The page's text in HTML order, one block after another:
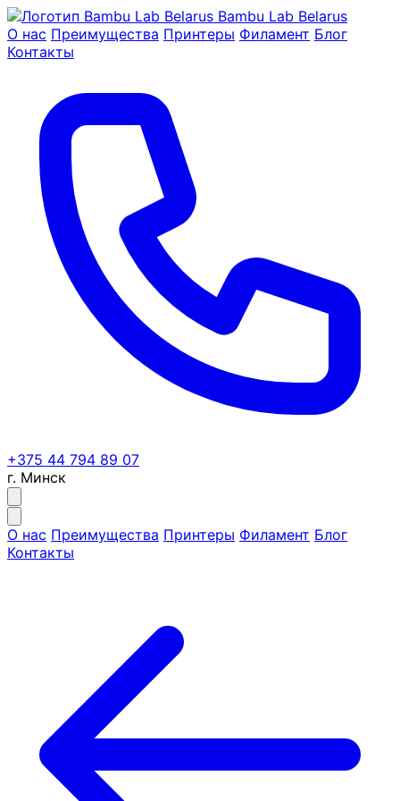
Bambu Lab Belarus
О нас Преимущества Принтеры Филамент Блог
Контакты
+375 44 794 89 07
г. Минск
О нас Преимущества Принтеры Филамент Блог
Контакты